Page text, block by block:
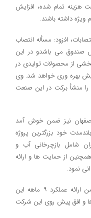
تمام شده، افزایش
ویژه داشته باشند.
افزود: مسأله انتصاب
صندوق می باشدو در این
از محصولات تولیدی در
بهره وری خواهد شد. وی
منشأ برکت در این صنعت
اصفهان نیز ضمن خوش آمد
خود بزرگترین پروژه
شامل بازچرخانی آب و
از حمایت ها و ارائه
نمود.
شهنام قائم مقام شرکت پگاه اصفهان نیز ضمن ارائه عملکرد ۹ ماهه این
و افق پیش روی این شرکت